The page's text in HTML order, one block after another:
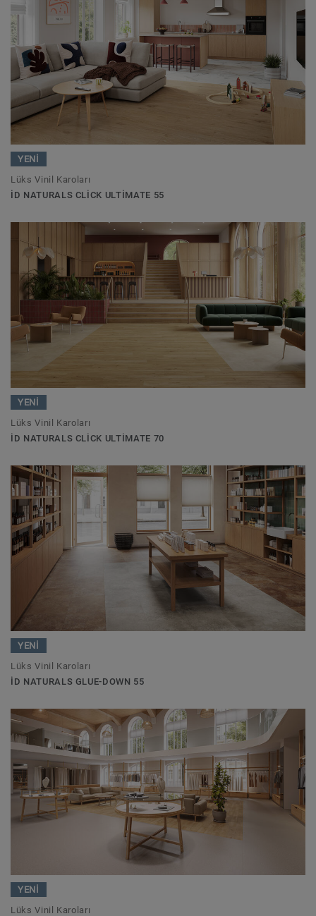
YENİ
Lüks Vinil Karoları
ID NATURALS CLICK ULTIMATE 55
YENİ
Lüks Vinil Karoları
ID NATURALS CLICK ULTIMATE 70
YENİ
Lüks Vinil Karoları
ID NATURALS GLUE-DOWN 55
YENİ
Lüks Vinil Karoları